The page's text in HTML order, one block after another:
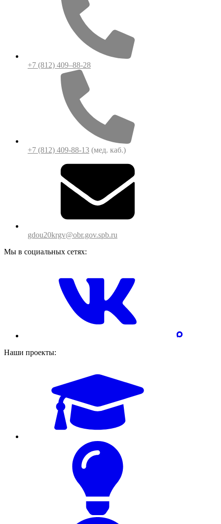
+7 (812) 409–88-28
+7 (812) 409-88-13 (мед. каб.)
gdou20krgv@obr.gov.spb.ru
Мы в социальных сетях:
Наши проекты: